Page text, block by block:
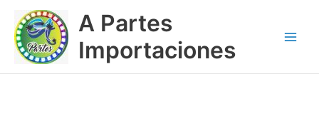
contenido
A Partes
Importaciones
Menu